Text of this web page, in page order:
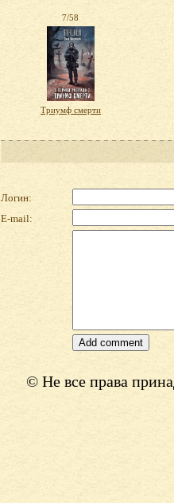
7/58
Триумф смерти
Логин:
E-mail:
© Не все права